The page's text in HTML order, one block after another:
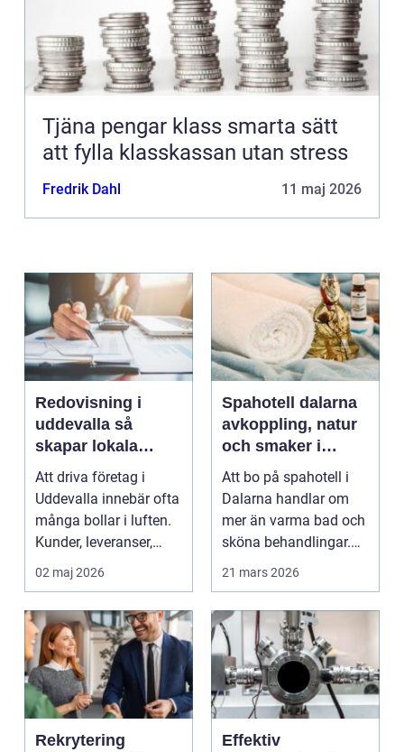
Tjäna pengar klass smarta sätt
att fylla klasskassan utan stress
Fredrik Dahl 11 maj 2026
Redovisning i
uddevalla så
skapar lokala
företag trygg
ekonomi
Att driva företag i
Uddevalla innebär ofta
många bollar i luften.
Kunder, leveranser,
personal och m...
02 maj 2026
Spahotell dalarna
avkoppling, natur
och smaker i
hjärtat av
landskapet
Att bo på spahotell i
Dalarna handlar om
mer än varma bad och
sköna behandlingar.
Kombinationen av s...
21 mars 2026
Rekrytering
Effektiv